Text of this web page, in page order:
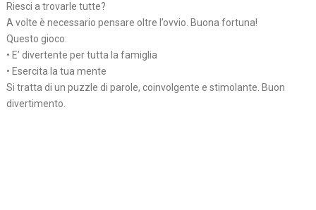
Riesci a trovarle tutte?
A volte è necessario pensare oltre l’ovvio. Buona fortuna!
Questo gioco:
• E’ divertente per tutta la famiglia
• Esercita la tua mente
Si tratta di un puzzle di parole, coinvolgente e stimolante. Buon
divertimento.